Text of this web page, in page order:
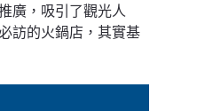
廣，吸引了觀光人
訪的火鍋店，其實基